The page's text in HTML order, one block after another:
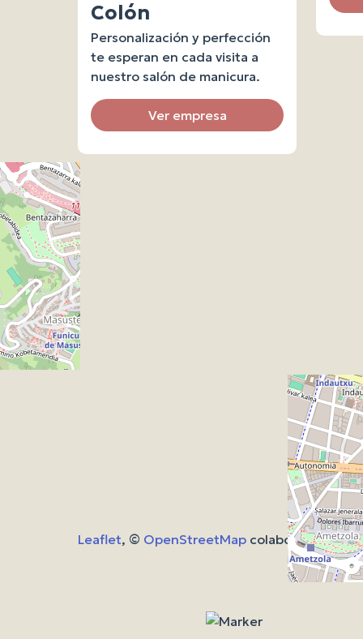
Leaflet, © OpenStreetMap colaboradores
Colón
Personalización y perfección
te esperan en cada visita a
nuestro salón de manicura.
Ver empresa